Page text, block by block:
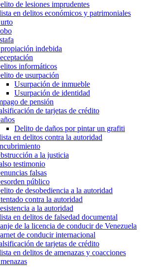
de lesiones imprudentes
en delitos económicos y patrimoniales
indebida
informáticos
de usurpación
Usurpación de inmueble
Usurpación de identidad
de pensión
de tarjetas de crédito
Delito de daños por pintar un grafiti
en delitos contra la autoridad
a la justicia
testimonio
falsas
público
de desobediencia a la autoridad
contra la autoridad
a la autoridad
en delitos de falsedad documental
de la licencia de conducir de Venezuela
de conducir internacional
de tarjetas de crédito
en delitos de amenazas y coacciones